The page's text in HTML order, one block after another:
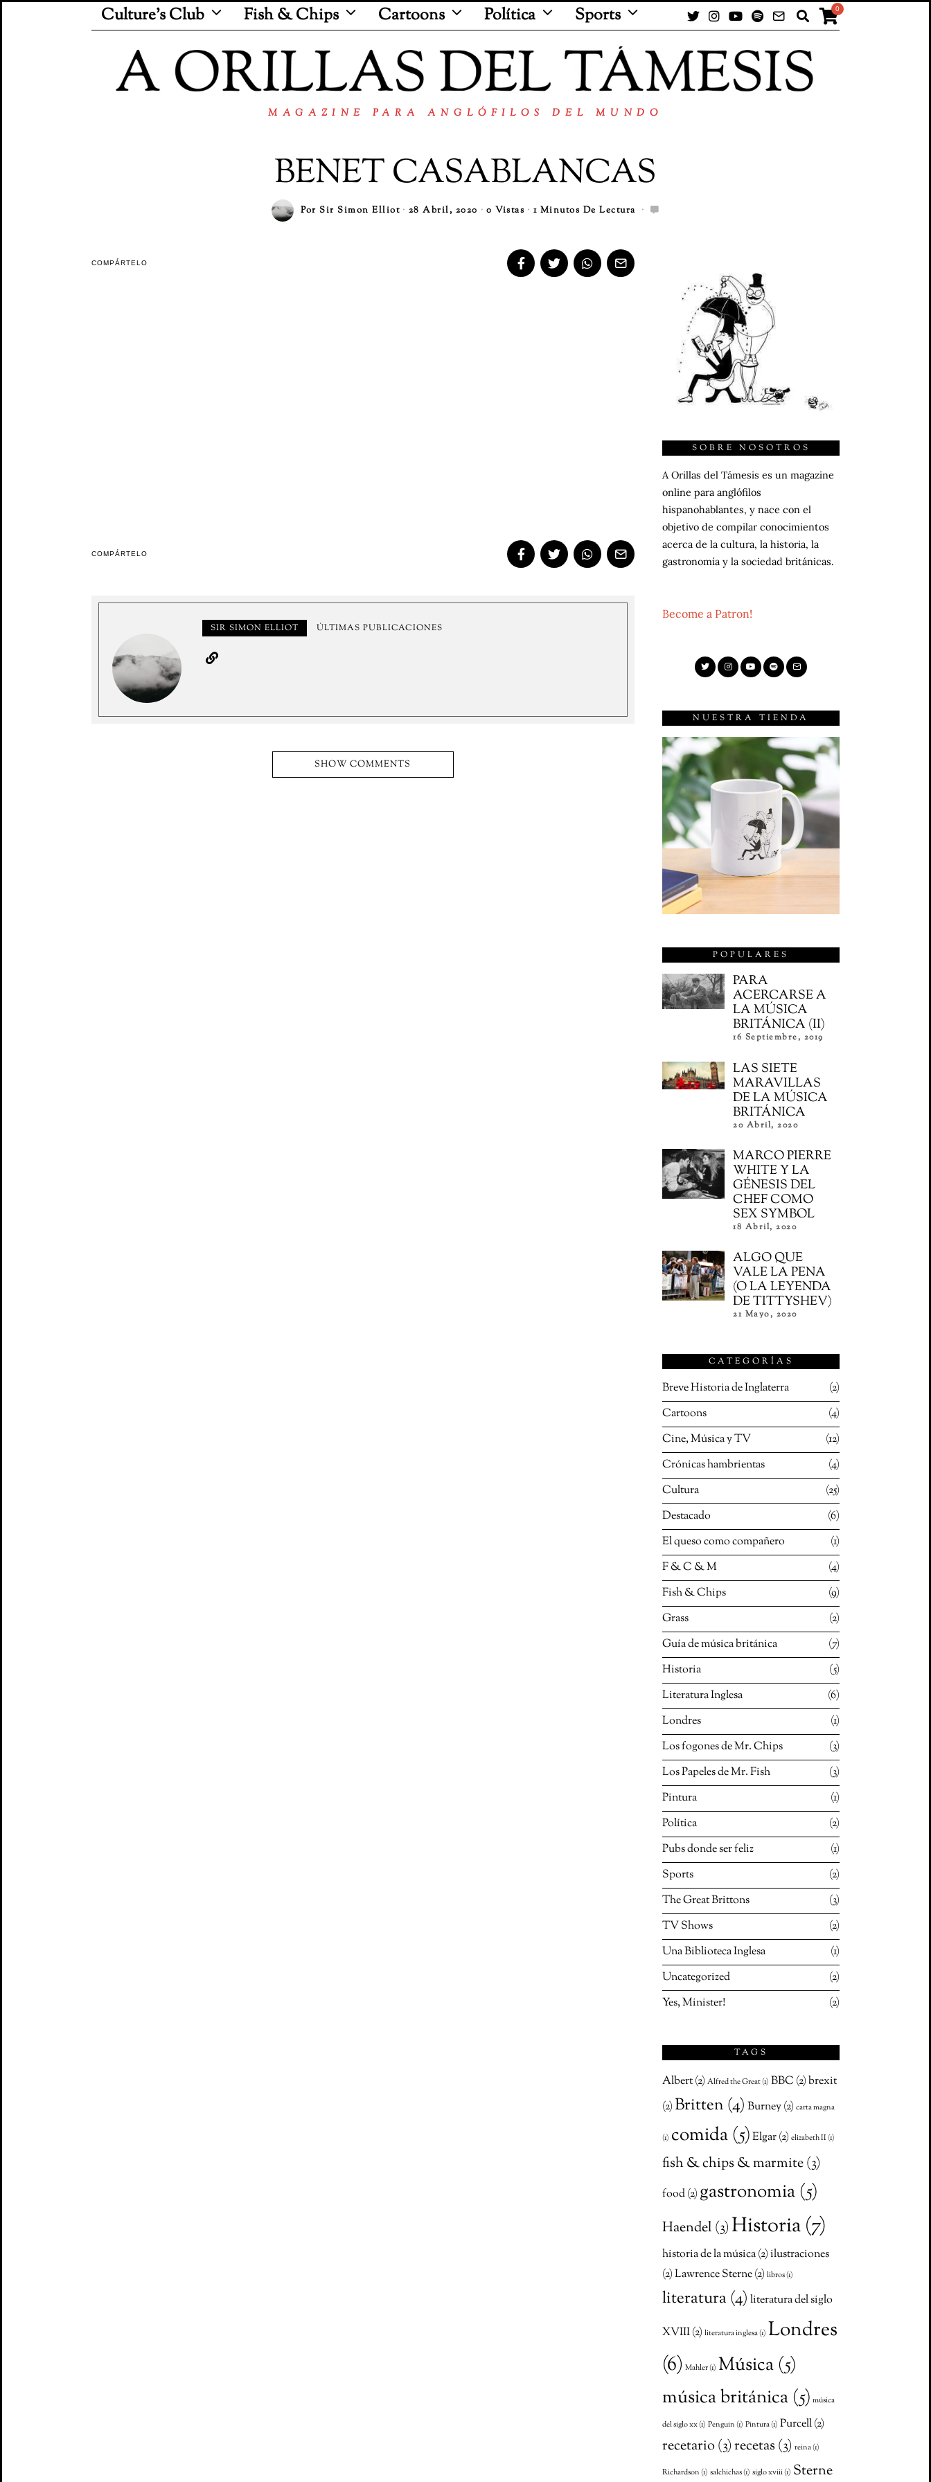
Culture’s Club Fish & Chips Cartoons Política Sports 0
MAGAZINE PARA ANGLÓFILOS DEL MUNDO
BENET CASABLANCAS
Por Sir Simon Elliot 28 Abril, 2020 0 Vistas 1 Minutos De Lectura
COMPÁRTELO
COMPÁRTELO
SIR SIMON ELLIOT ÚLTIMAS PUBLICACIONES
SHOW COMMENTS
SOBRE NOSOTROS
A Orillas del Támesis es un magazine
online para anglófilos
hispanohablantes, y nace con el
objetivo de compilar conocimientos
acerca de la cultura, la historia, la
gastronomía y la sociedad británicas.
Become a Patron!
NUESTRA TIENDA
POPULARES
PARA
ACERCARSE A
LA MÚSICA
BRITÁNICA (II)
16 Septiembre, 2019
LAS SIETE
MARAVILLAS
DE LA MÚSICA
BRITÁNICA
20 Abril, 2020
MARCO PIERRE
WHITE Y LA
GÉNESIS DEL
CHEF COMO
SEX SYMBOL
18 Abril, 2020
ALGO QUE
VALE LA PENA
(O LA LEYENDA
DE TITTYSHEV)
21 Mayo, 2020
CATEGORÍAS
Breve Historia de Inglaterra
2
Cartoons
4
Cine, Música y TV
12
Crónicas hambrientas
4
Cultura
25
Destacado
6
El queso como compañero
1
F & C & M
4
Fish & Chips
9
Grass
2
Guía de música británica
7
Historia
5
Literatura Inglesa
6
Londres
1
Los fogones de Mr. Chips
3
Los Papeles de Mr. Fish
3
Pintura
1
Política
2
Pubs donde ser feliz
1
Sports
2
The Great Brittons
3
TV Shows
2
Una Biblioteca Inglesa
1
Uncategorized
2
Yes, Minister!
2
TAGS
Albert(2) Alfred the Great(1) BBC (2)brexit
(2)Britten (4) Burney(2) carta magna
(1) comida (5)Elgar(2) elizabeth II(1)
fish & chips & marmite(3)
food(2) gastronomia (5)
Haendel (3)Historia(7)
historia de la música(2)ilustraciones
(2)Lawrence Sterne(2) libros(1)
literatura (4) literatura del siglo
XVIII(2) literatura inglesa(1) Londres
(6) Mahler(1) Música (5)
música británica (5) música
del siglo xx(1) Penguin (1) Pintura(1) Purcell(2)
recetario(3)recetas (3) reina(1)
Richardson (1) salchichas(1) siglo xviii(1) Sterne